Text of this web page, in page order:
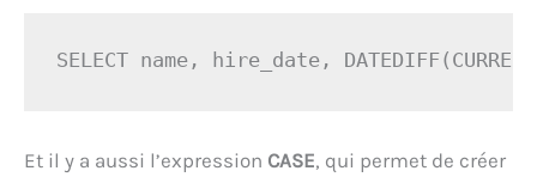
SELECT name, hire_date,
Et il y a aussi l’expression CASE, qui permet de créer